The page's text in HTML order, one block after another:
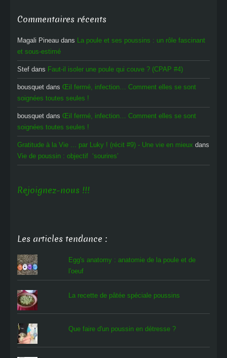
Commentaires récents
Magali Pineau dans La poule et ses poussins : un rôle fascinant
et sous-estimé
Stef dans Faut-il isoler une poule qui couve ? (CPAP #4)
bousquet dans Œil fermé, infection… Comment elles se sont
soignées toutes seules !
bousquet dans Œil fermé, infection… Comment elles se sont
soignées toutes seules !
Gratitude à la Vie ... par Luky ! (récit #9) - Une vie en mieux dans
Vie de poussin : objectif ‘sourires’
Rejoignez-nous !!!
Les articles tendance :
Egg's anatomy : anatomie de la poule et de
l'oeuf
La recette de pâtée spéciale poussins
Que faire d'un poussin en détresse ?